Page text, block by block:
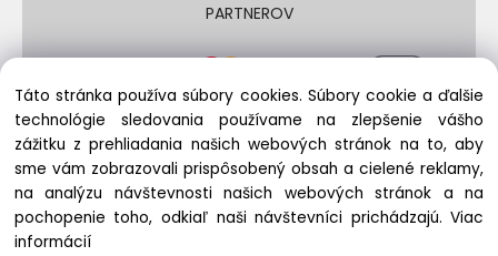
PARTNEROV
© REPASCOMP.SK 2009 - 2024 | Všetky práva vyhradené
Táto stránka používa súbory cookies. Súbory cookie a ďalšie
technológie sledovania používame na zlepšenie vášho
zážitku z prehliadania našich webových stránok na to, aby
sme vám zobrazovali prispôsobený obsah a cielené reklamy,
na analýzu návštevnosti našich webových stránok a na
pochopenie toho, odkiaľ naši návštevníci prichádzajú.Viac
informácií